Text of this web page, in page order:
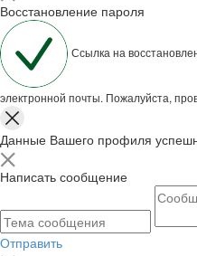
Восстановление пароля
Ссылка на
электронной почты. Пожалуйста,
Данные Вашего профиля
Написать сообщение
Отправить